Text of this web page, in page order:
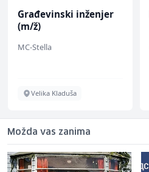
Građevinski inženjer
(m/ž)
MC-Stella
Velika Kladuša
Možda vas zanima